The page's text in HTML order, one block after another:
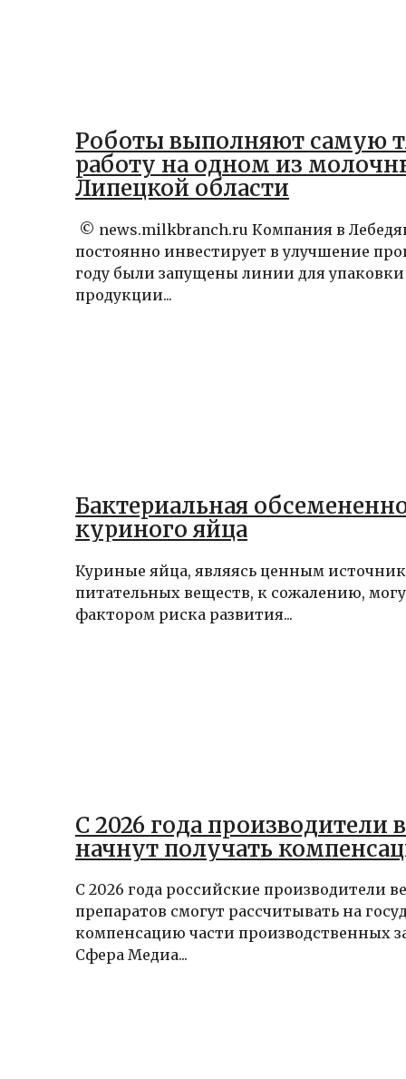
Роботы выполняют самую
работу на одном из
Липецкой области
© news.milkbranch.ru Компания в
постоянно инвестирует в улучшение
году были запущены линии для
продукции...
Бактериальная
куриного яйца
Куриные яйца, являясь ценным
питательных веществ, к сожалению,
фактором риска развития...
С 2026 года производители
начнут получать
С 2026 года российские производители
препаратов смогут рассчитывать на
компенсацию части производственных
Сфера Медиа...